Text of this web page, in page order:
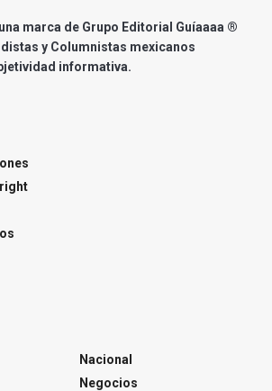
marca de Grupo Editorial Guíaaaa ®
y Columnistas mexicanos
informativa.
Nacional
Negocios